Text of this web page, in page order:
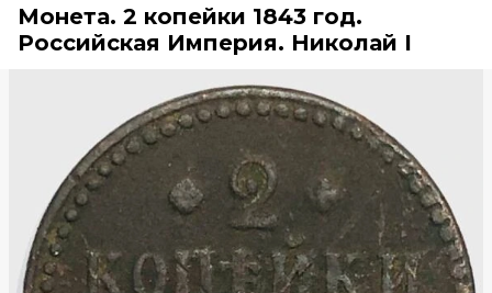
Монета. 2 копейки 1843 год.
Российская Империя. Николай I